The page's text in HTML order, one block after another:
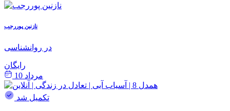
نازنین پوررجب
در روانشناسی
رایگان
مرداد 10
تکمیل شد